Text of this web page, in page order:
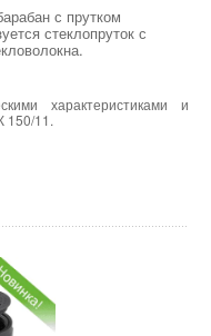
с прутком
стеклопруток с
характеристиками и
150/11.